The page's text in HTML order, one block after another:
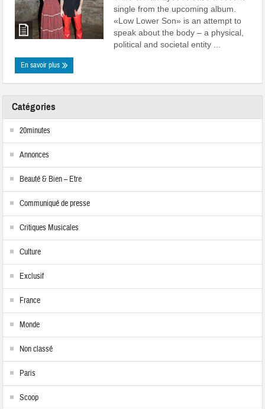
single from the upcoming album.
«Low Lower Son» is an attempt to
speak about the body – a physical,
political and societal entity ...
En savoir plus
Catégories
20minutes
Annonces
Beauté & Bien – Etre
Communiqué de presse
Critiques Musicales
Culture
Exclusif
France
Monde
Non classé
Paris
Scoop